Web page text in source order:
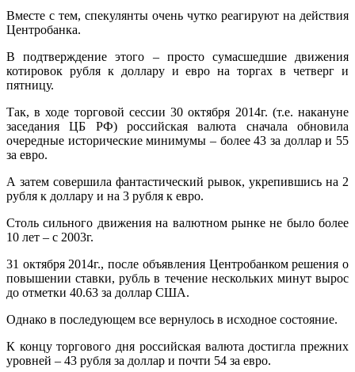
Вместе с тем, спекулянты очень чутко реагируют на действия
Центробанка.
В подтверждение этого – просто сумасшедшие движения
котировок рубля к доллару и евро на торгах в четверг и
пятницу.
Так, в ходе торговой сессии 30 октября 2014г. (т.е. накануне
заседания ЦБ РФ) российская валюта сначала обновила
очередные исторические минимумы – более 43 за доллар и 55
за евро.
А затем совершила фантастический рывок, укрепившись на 2
рубля к доллару и на 3 рубля к евро.
Столь сильного движения на валютном рынке не было более
10 лет – с 2003г.
31 октября 2014г., после объявления Центробанком решения о
повышении ставки, рубль в течение нескольких минут вырос
до отметки 40.63 за доллар США.
Однако в последующем все вернулось в исходное состояние.
К концу торгового дня российская валюта достигла прежних
уровней – 43 рубля за доллар и почти 54 за евро.